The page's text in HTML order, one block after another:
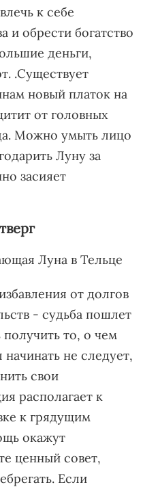
к себе
и обрести богатство
деньги,
.Существует
новый платок на
от головных
Можно умыть лицо
Луну за
засияет
Луна в Тельце
от долгов
- судьба пошлет
то, о чем
не следует,
свои
располагает к
к грядущим
окажут
ценный совет,
Если